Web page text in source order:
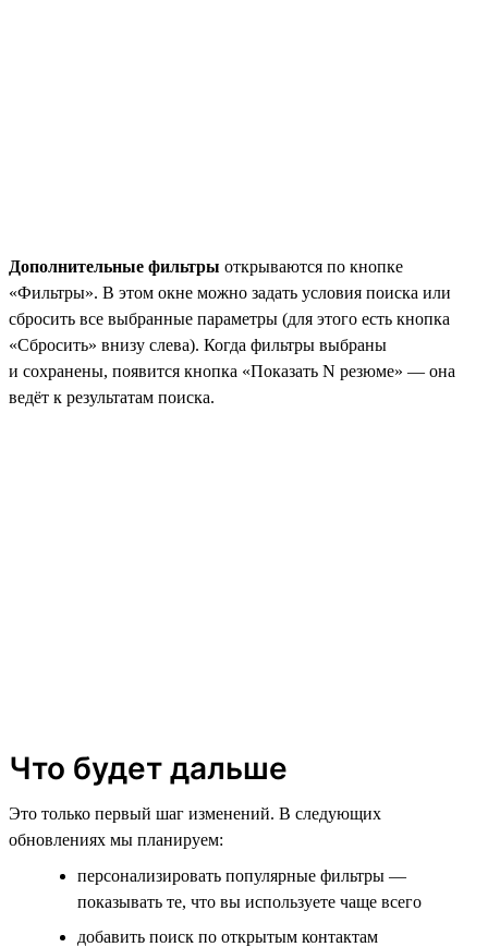
Дополнительные фильтры открываются по кнопке
«Фильтры». В этом окне можно задать условия поиска или
сбросить все выбранные параметры (для этого есть кнопка
«Сбросить» внизу слева). Когда фильтры выбраны
и сохранены, появится кнопка «Показать N резюме» — она
ведёт к результатам поиска.
Что будет дальше
Это только первый шаг изменений. В следующих
обновлениях мы планируем:
персонализировать популярные фильтры —
показывать те, что вы используете чаще всего
добавить поиск по открытым контактам